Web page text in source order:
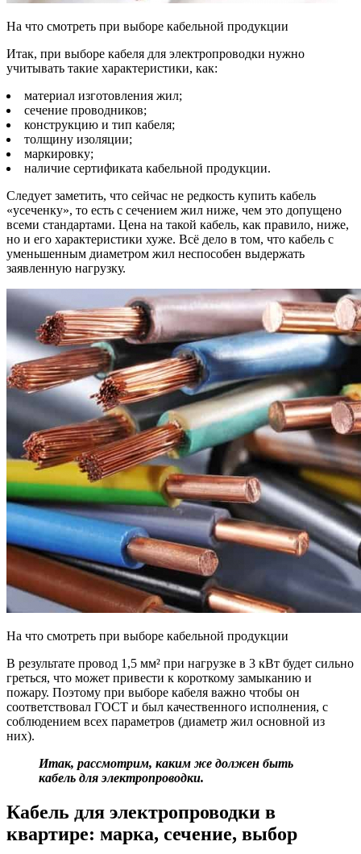
На что смотреть при выборе кабельной продукции
Итак, при выборе кабеля для электропроводки нужно
учитывать такие характеристики, как:
материал изготовления жил;
сечение проводников;
конструкцию и тип кабеля;
толщину изоляции;
маркировку;
наличие сертификата кабельной продукции.
Следует заметить, что сейчас не редкость купить кабель
«усеченку», то есть с сечением жил ниже, чем это допущено
всеми стандартами. Цена на такой кабель, как правило, ниже,
но и его характеристики хуже. Всё дело в том, что кабель с
уменьшенным диаметром жил неспособен выдержать
заявленную нагрузку.
На что смотреть при выборе кабельной продукции
В результате провод 1,5 мм² при нагрузке в 3 кВт будет сильно
греться, что может привести к короткому замыканию и
пожару. Поэтому при выборе кабеля важно чтобы он
соответствовал ГОСТ и был качественного исполнения, с
соблюдением всех параметров (диаметр жил основной из
них).
Итак, рассмотрим, каким же должен быть
кабель для электропроводки.
Кабель для электропроводки в
квартире: марка, сечение, выбор